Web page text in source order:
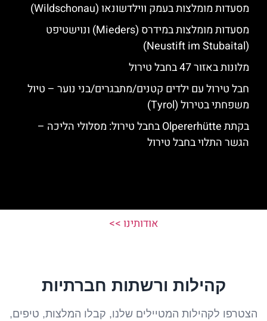
מסעדות מומלצות בעמק ווילדשונאו (Wildschonau)
מסעדות מומלצות במידרס (Mieders) ונוישטיפט
(Neustift im Stubaital)
מלונות באזור 47 בחבל טירול
חבל טירול עם ילדים קטנים/מתבגרים/בני נוער – טיול
משפחתי בטירול (Tyrol)
בקתת Olpererhütte בחבל טירול: מסלולי הליכה –
הגשר התלוי בחבל טירול
אודותינו >>
קהילות ורשתות חברתיות
הצטרפו לקהילות המטיילים שלנו, קבלו המלצות, טיפים,